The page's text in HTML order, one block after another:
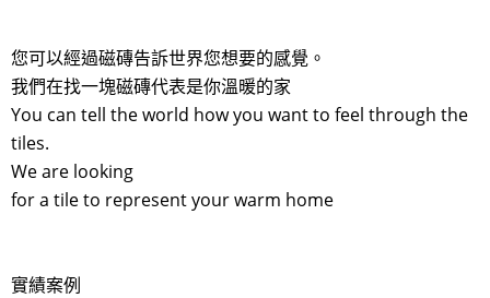
您可以經過磁磚告訴世界您想要的感覺。
我們在找一塊磁磚代表是你溫暖的家
You can tell the world how you want to feel through the
tiles.
We are looking
for a tile to represent your warm home
實績案例